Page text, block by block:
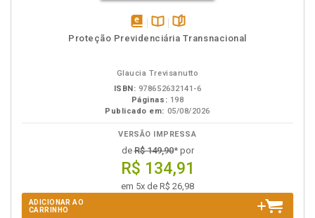
disponívelDisponível
páginas
Proteção Previdenciária Transnacional
Glaucia Trevisanutto
ISBN: 978652632141-6
Páginas: 198
Publicado em: 05/08/2026
VERSÃO IMPRESSA
deR$ 149,90* por
R$ 134,91
em 5x de R$ 26,98
ADICIONAR AO
CARRINHO